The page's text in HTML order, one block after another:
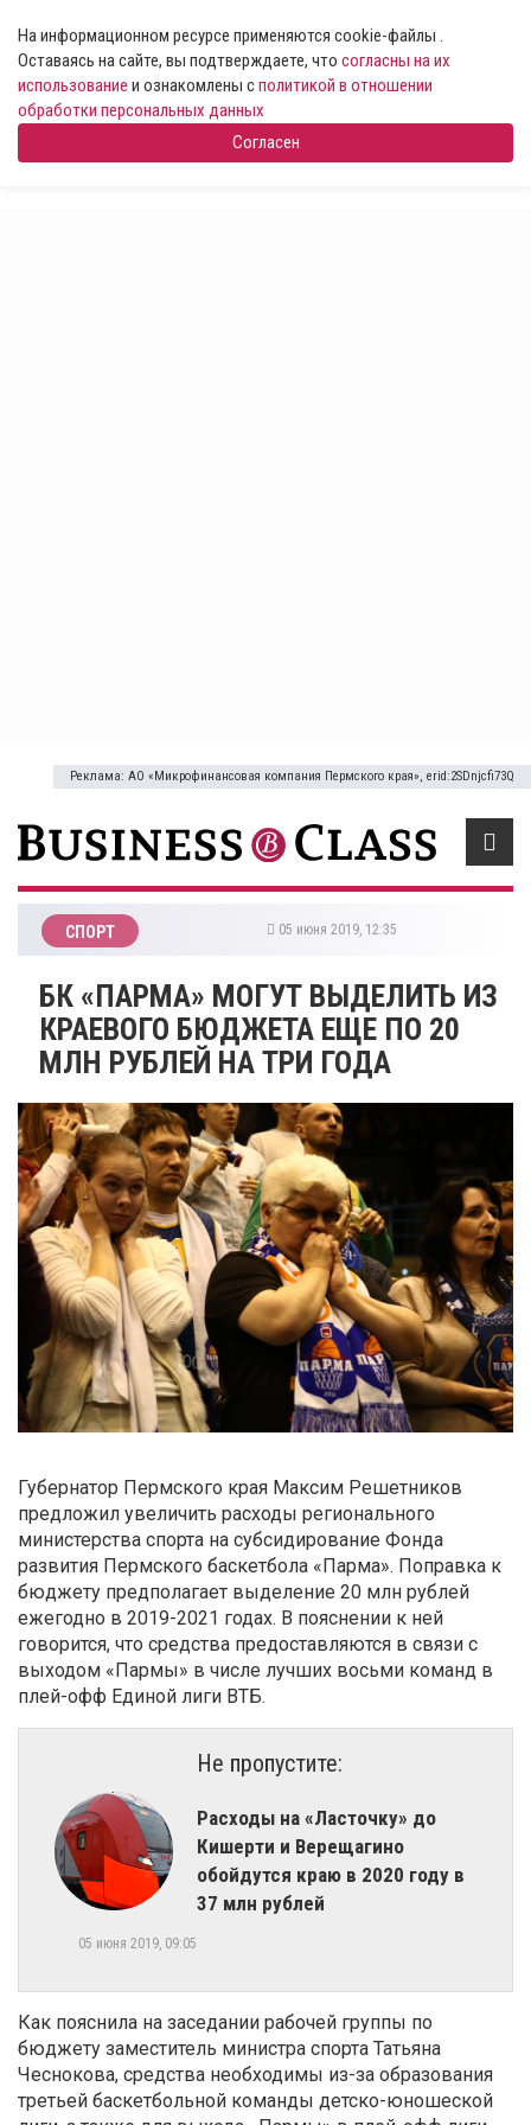
На информационном ресурсе применяются cookie-файлы .
Оставаясь на сайте, вы подтверждаете, что согласны на их
использование и ознакомлены сполитикой в отношении
обработки персональных данных
Согласен
Реклама: АО «Микрофинансовая компания Пермского края», erid:2SDnjcfi73Q
СПОРТ 05 июня 2019, 12:35
​БК «ПАРМА» МОГУТ ВЫДЕЛИТЬ ИЗ
КРАЕВОГО БЮДЖЕТА ЕЩЕ ПО 20
МЛН РУБЛЕЙ НА ТРИ ГОДА
Губернатор Пермского края Максим Решетников
предложил увеличить расходы регионального
министерства спорта на субсидирование Фонда
развития Пермского баскетбола «Парма». Поправка к
бюджету предполагает выделение 20 млн рублей
ежегодно в 2019-2021 годах. В пояснении к ней
говорится, что средства предоставляются в связи с
выходом «Пармы» в числе лучших восьми команд в
плей-офф Единой лиги ВТБ.
Не пропустите:
​Расходы на «Ласточку» до
Кишерти и Верещагино
обойдутся краю в 2020 году в
37 млн рублей
05 июня 2019, 09:05
Как пояснила на заседании рабочей группы по
бюджету заместитель министра спорта Татьяна
Чеснокова, средства необходимы из-за образования
третьей баскетбольной команды детско-юношеской